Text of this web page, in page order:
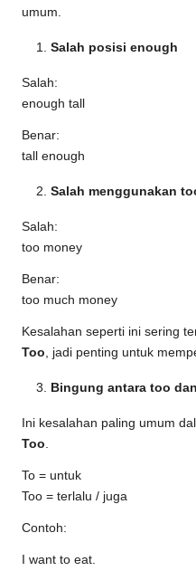
umum.
Salah posisi enough
Salah:
enough tall
Benar:
tall enough
Salah menggunakan
Salah:
too money
Benar:
too much money
Kesalahan seperti ini sering
Too, jadi penting untuk
Bingung antara too
Ini kesalahan paling umum
Too.
To = untuk
Too = terlalu / juga
Contoh:
I want to eat.